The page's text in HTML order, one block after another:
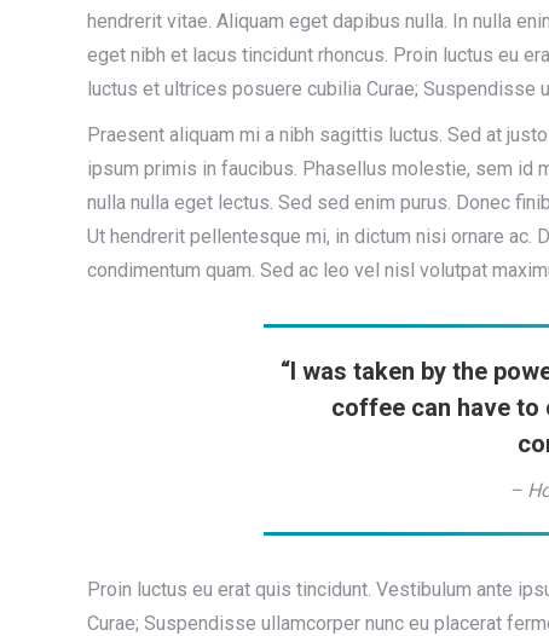
hendrerit vitae. Aliquam eget dapibus nulla. In nulla
eget nibh et lacus tincidunt rhoncus. Proin luctus eu
luctus et ultrices posuere cubilia Curae; Suspendisse
Praesent aliquam mi a nibh sagittis luctus. Sed at
ipsum primis in faucibus. Phasellus molestie, sem
nulla nulla eget lectus. Sed sed enim purus. Donec
Ut hendrerit pellentesque mi, in dictum nisi ornare ac.
condimentum quam. Sed ac leo vel nisl volutpat
“I was taken by the
coffee can have to
–
Proin luctus eu erat quis tincidunt. Vestibulum ante
Curae; Suspendisse ullamcorper nunc eu placerat